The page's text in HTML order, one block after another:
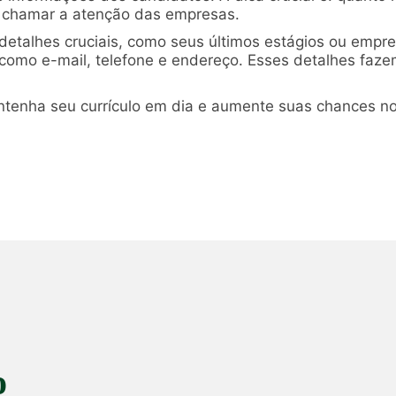
a atenção das empresas.
cruciais, como seus últimos estágios ou
e-mail, telefone e endereço. Esses detalhes
seu currículo em dia e aumente suas chances